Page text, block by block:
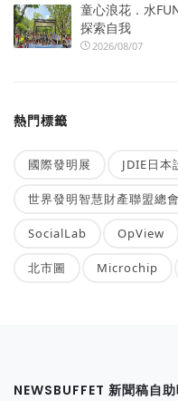
童心浪花．水
探索自我
2026/08/07
熱門標籤
國際發明展 JDIE日本
世界發明智慧財產聯盟總會
SocialLab OpView
北市圖 Microchip
NEWSBUFFET 新聞稿自